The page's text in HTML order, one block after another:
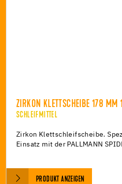
ZIRKON KLETTSCHEIBE 178 MM
SCHLEIFMITTEL
Zirkon Klettschleifscheibe.
Einsatz mit der PALLMANN
PRODUKT ANZEIGEN